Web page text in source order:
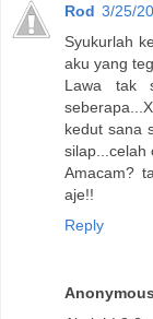
Rod 3/25/
Syukurlah
aku yang
Lawa tak
kedut sana
silap...celah
Amacam?
aje!!
Reply
Anonymous